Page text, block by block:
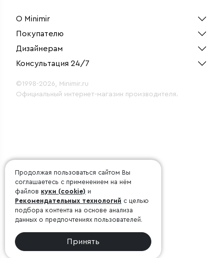
О Minimir
Покупателю
Дизайнерам
Консультация 24/7
©1998-2026, Minimir.ru
Официальный интернет-магазин производителя.
Продолжая пользоваться сайтом Вы
соглашаетесь с применением на нём
файлов куки (cookie) и
Рекомендательных технологий с целью
подбора контента на основе анализа
данных о предпочтениях пользователей.
Принять